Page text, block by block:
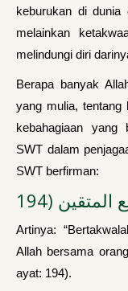
keburukan di dunia
melainkan
melindungi diri
Berapa banyak
yang mulia, tentang
kebahagiaan yang
SWT dalam
SWT berfirman:
(194
Artinya:
Allah bersama
ayat: 194).